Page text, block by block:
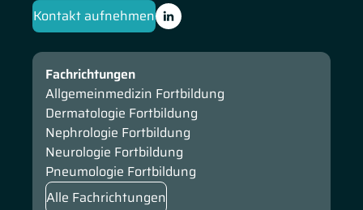
Kontakt aufnehmen
Fachrichtungen
Allgemeinmedizin Fortbildung
Dermatologie Fortbildung
Nephrologie Fortbildung
Neurologie Fortbildung
Pneumologie Fortbildung
Alle Fachrichtungen